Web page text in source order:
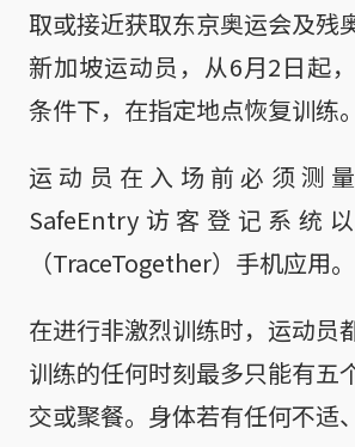
取或接近获取东京奥运会及残
新加坡运动员，从6月2日起
条件下，在指定地点恢复训练。
运动员在入场前必须测
SafeEntry访客登记系统
（TraceTogether）手机应用。
在进行非激烈训练时，运动员
训练的任何时刻最多只能有五
交或聚餐。身体若有任何不适